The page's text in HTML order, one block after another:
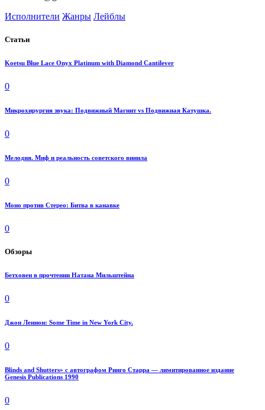
Исполнители Жанры Лейблы
Статьи
Koetsu Blue Lace Onyx Platinum with Diamond Cantilever
0
Микрохирургия звука: Подвижный Магнит vs Подвижная Катушка.
0
Мелодия. Миф и реальность советского винила
0
Моно против Стерео: Битва в канавке
0
Обзоры
Бетховен в прочтении Натана Мильштейна
0
Джон Леннон: Some Time in New York City.
0
Blinds and Shutters» с автографом Ринго Старра — лимитированное издание
Genesis Publications 1990
0